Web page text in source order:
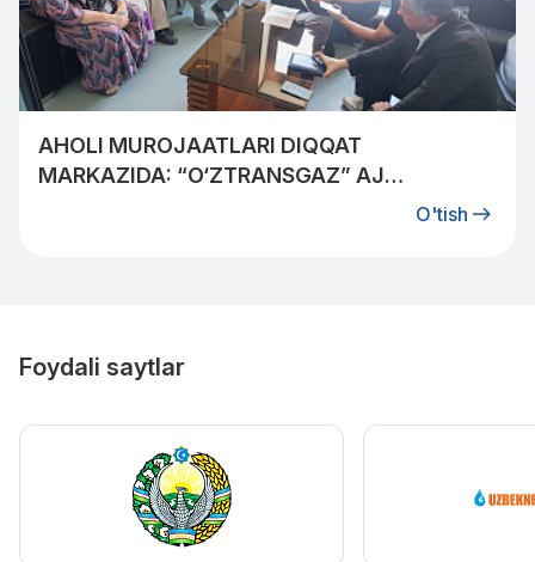
AHOLI MUROJAATLARI DIQQAT
MARKAZIDA: “O‘ZTRANSGAZ” AJ
MUTAXASSISLARI QIBRAYLIKLAR BILAN
O'tish
Foydali saytlar